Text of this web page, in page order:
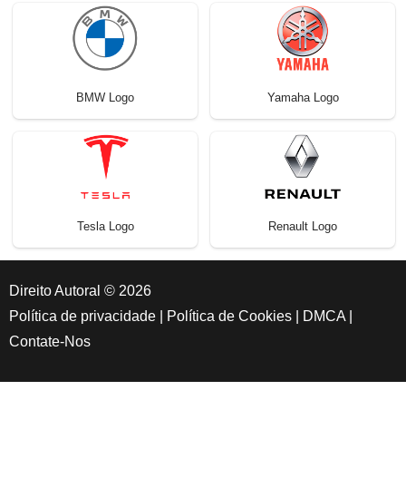
BMW Logo Yamaha Logo
Tesla Logo Renault Logo
Direito Autoral © 2026
Política de privacidade
Política de Cookies DMCA|
Contate-Nos